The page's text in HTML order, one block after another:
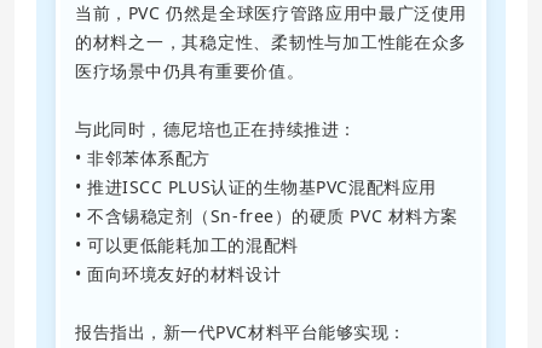
当前，PVC 仍然是全球医疗管路应用中最广泛使用
的材料之一，其稳定性、柔韧性与加工性能在众多
医疗场景中仍具有重要价值。
与此同时，德尼培也正在持续推进：
• 非邻苯体系配方
• 推进ISCC PLUS认证的生物基PVC混配料应用
• 不含锡稳定剂（Sn-free）的硬质 PVC 材料方案
•可以更低能耗加工的混配料
• 面向环境友好的材料设计
报告指出，新一代PVC材料平台能够实现：